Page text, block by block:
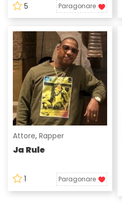
5 Paragonare
Attore, Rapper
Ja Rule
1 Paragonare